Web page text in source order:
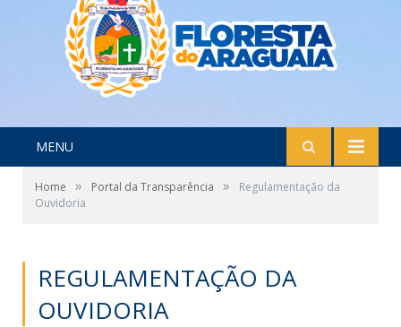
MENU
Home » Portal da Transparência »
Regulamentação da
Ouvidoria
REGULAMENTAÇÃO DA
OUVIDORIA